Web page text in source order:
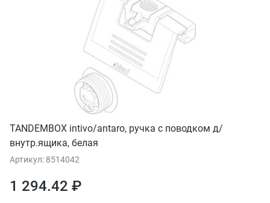
TANDEMBOX intivo/antaro, ручка с поводком д/
внутр.ящика, белая
Артикул: 8514042
1 294.42 ₽